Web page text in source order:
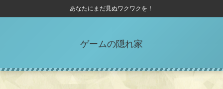
あなたにまだ見ぬワクワクを！
ゲームの隠れ家